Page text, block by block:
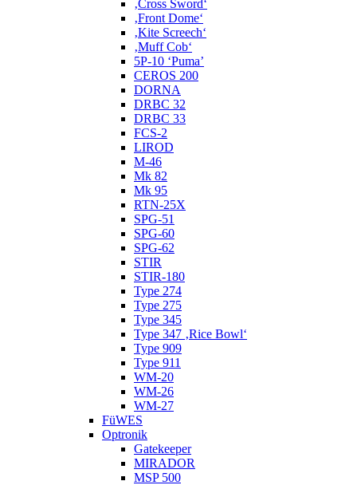
‚Cross Sword‘
‚Front Dome‘
‚Kite Screech‘
‚Muff Cob‘
5P-10 ‘Puma’
CEROS 200
DORNA
DRBC 32
DRBC 33
FCS-2
LIROD
M-46
Mk 82
Mk 95
RTN-25X
SPG-51
SPG-60
SPG-62
STIR
STIR-180
Type 274
Type 275
Type 345
Type 347 ‚Rice Bowl‘
Type 909
Type 911
WM-20
WM-26
WM-27
FüWES
Optronik
Gatekeeper
MIRADOR
MSP 500